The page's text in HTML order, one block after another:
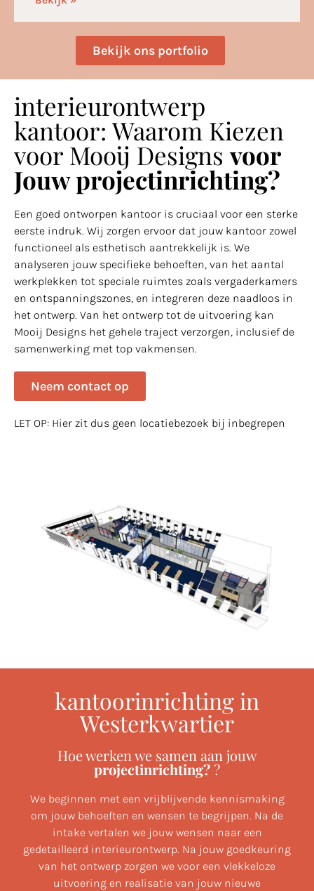
Bekijk ons portfolio
interieurontwerp
kantoor: Waarom Kiezen
voor Mooij Designsvoor
Jouw projectinrichting?
Een goed ontworpen kantoor is cruciaal voor een sterke
eerste indruk. Wij zorgen ervoor dat jouw kantoor zowel
functioneel als esthetisch aantrekkelijk is. We
analyseren jouw specifieke behoeften, van het aantal
werkplekken tot speciale ruimtes zoals vergaderkamers
en ontspanningszones, en integreren deze naadloos in
het ontwerp. Van het ontwerp tot de uitvoering kan
Mooij Designs het gehele traject verzorgen, inclusief de
samenwerking met top vakmensen.
Neem contact op
LET OP: Hier zit dus geen locatiebezoek bij inbegrepen
kantoorinrichting in
Westerkwartier
Hoe werken we samen aan jouw
projectinrichting??
We beginnen met een vrijblijvende kennismaking
om jouw behoeften en wensen te begrijpen. Na de
intake vertalen we jouw wensen naar een
gedetailleerd interieurontwerp. Na jouw goedkeuring
van het ontwerp zorgen we voor een vlekkeloze
uitvoering en realisatie van jouw nieuwe